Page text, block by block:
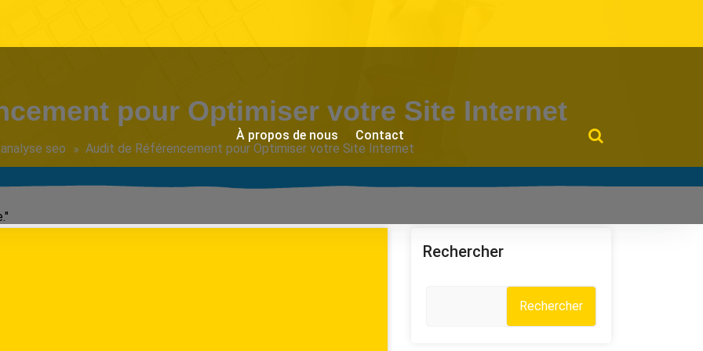
À propos de nous Contact
pour Optimiser votre Site Internet
analyse seo Audit de Référencement pour Optimiser votre Site Internet
Rechercher
Rechercher